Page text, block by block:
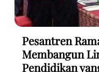
Pesantren
Membangun
Pendidikan